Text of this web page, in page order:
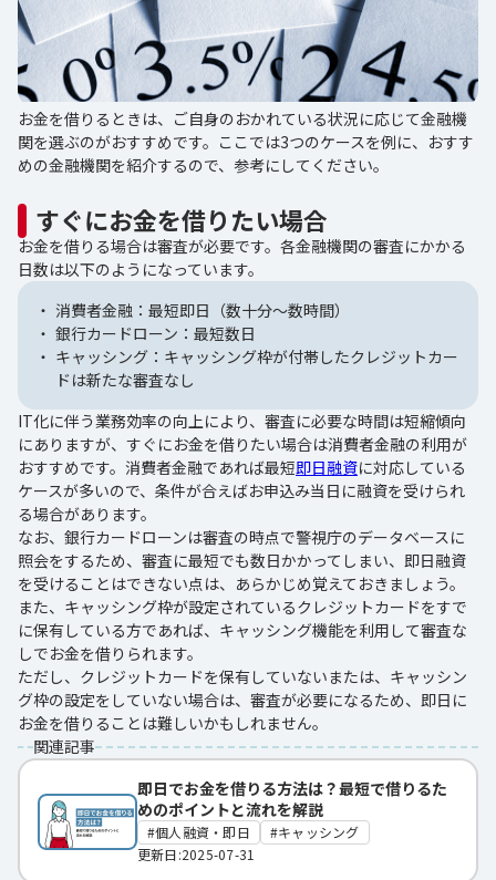
お金を借りるときは、ご自身のおかれている状況に応じて金融機
関を選ぶのがおすすめです。ここでは3つのケースを例に、おすす
めの金融機関を紹介するので、参考にしてください。
すぐにお金を借りたい場合
お金を借りる場合は審査が必要です。各金融機関の審査にかかる
日数は以下のようになっています。
消費者金融：最短即日（数十分～数時間）
銀行カードローン：最短数日
キャッシング：キャッシング枠が付帯したクレジットカー
ドは新たな審査なし
IT化に伴う業務効率の向上により、審査に必要な時間は短縮傾向
にありますが、すぐにお金を借りたい場合は消費者金融の利用が
おすすめです。消費者金融であれば最短即日融資に対応している
ケースが多いので、条件が合えばお申込み当日に融資を受けられ
る場合があります。
なお、銀行カードローンは審査の時点で警視庁のデータベースに
照会をするため、審査に最短でも数日かかってしまい、即日融資
を受けることはできない点は、あらかじめ覚えておきましょう。
また、キャッシング枠が設定されているクレジットカードをすで
に保有している方であれば、キャッシング機能を利用して審査な
しでお金を借りられます。
ただし、クレジットカードを保有していないまたは、キャッシン
グ枠の設定をしていない場合は、審査が必要になるため、即日に
お金を借りることは難しいかもしれません。
関連記事
即日でお金を借りる方法は？最短で借りるた
めのポイントと流れを解説
個人融資・即日
キャッシング
更新日:2025-07-31